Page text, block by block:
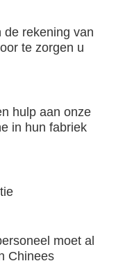
de rekening van
te zorgen u
hulp aan onze
in hun fabriek
moet al
Chinees